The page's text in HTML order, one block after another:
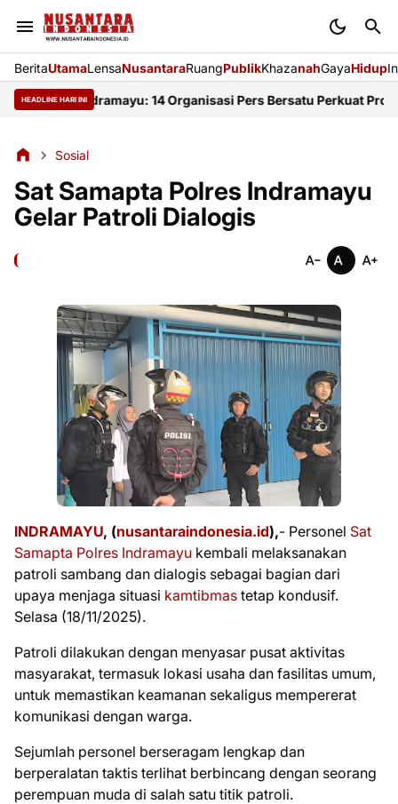
BeritaUtamaLensaNusantaraRuangPublikKhazanahGayaHidup
HEADLINE HARI INI
FKJI Indramayu: 14 Organisasi Pers Bersatu Perkuat
Sosial
Sat Samapta Polres Indramayu
Gelar Patroli Dialogis
INDRAMAYU, (nusantaraindonesia.id),- Personel Sat
Samapta Polres Indramayu kembali melaksanakan
patroli sambang dan dialogis sebagai bagian dari
upaya menjaga situasi kamtibmas tetap kondusif.
Selasa (18/11/2025).
Patroli dilakukan dengan menyasar pusat aktivitas
masyarakat, termasuk lokasi usaha dan fasilitas umum,
untuk memastikan keamanan sekaligus mempererat
komunikasi dengan warga.
Sejumlah personel berseragam lengkap dan
berperalatan taktis terlihat berbincang dengan seorang
perempuan muda di salah satu titik patroli.